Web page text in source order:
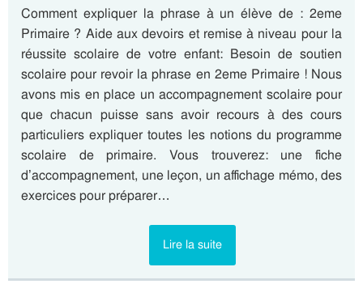
Comment expliquer la phrase à un élève de : 2eme
Primaire ? Aide aux devoirs et remise à niveau pour la
réussite scolaire de votre enfant: Besoin de soutien
scolaire pour revoir la phrase en 2eme Primaire ! Nous
avons mis en place un accompagnement scolaire pour
que chacun puisse sans avoir recours à des cours
particuliers expliquer toutes les notions du programme
scolaire de primaire. Vous trouverez: une fiche
d’accompagnement, une leçon, un affichage mémo, des
exercices pour préparer…
Lire la suite